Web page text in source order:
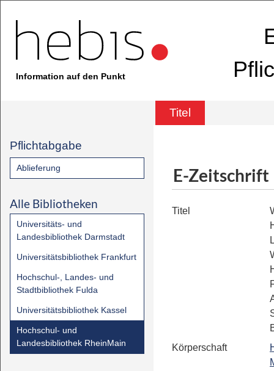
Information auf den Punkt
Titel
Pflichtabgabe
Ablieferung
Alle Bibliotheken
Universitäts- und
Landesbibliothek Darmstadt
Universitätsbibliothek Frankfurt
Hochschul-, Landes- und
Stadtbibliothek Fulda
Universitätsbibliothek Kassel
Hochschul- und
Landesbibliothek RheinMain
E-Zeitschrift
Titel
Körperschaft